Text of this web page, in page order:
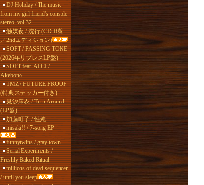
DJ Holiday / The music
from my girl friend's console
stereo. vol.32
触媒夜 / 沈行 (CD-R盤
／2ndエディション)
SOFT / PASSING TONE
(2026年リプレスLP盤)
SOFT feat. ALCI /
Akebono
TMZ / FUTURE PROOF
(特典ステッカー付き)
見汐麻衣 / Turn Around
(LP盤)
加藤町子 / 性純
misaki!! / 7-song EP
funnytwins / gray town
Serial Experiments /
Freshly Baked Ritual
millions of dead sequencer
/ until you sleep